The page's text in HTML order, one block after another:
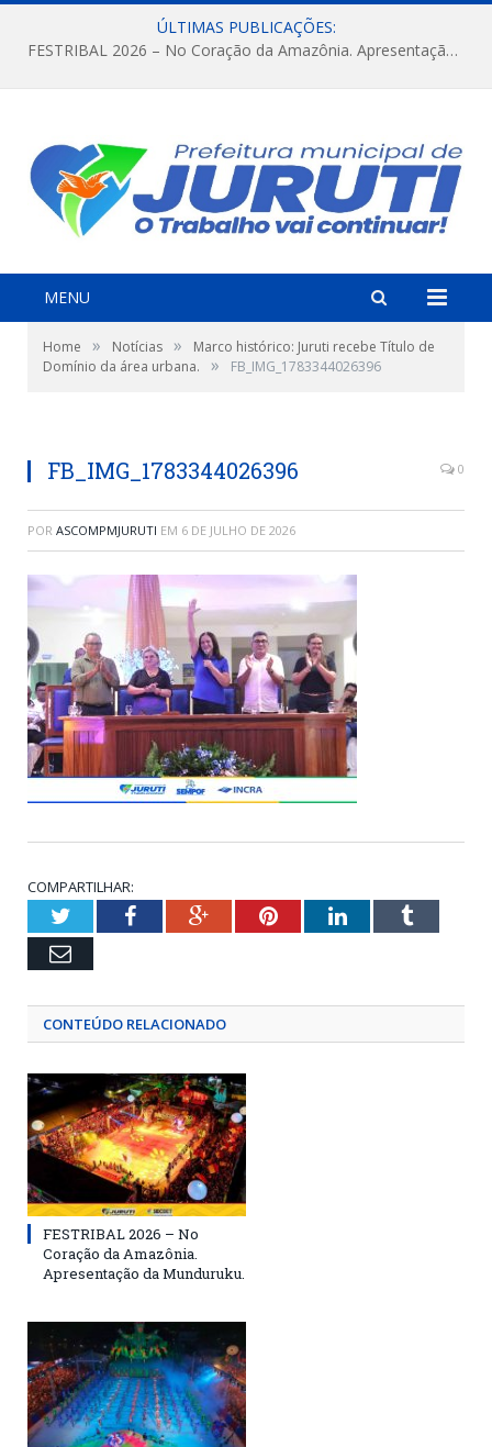
ÚLTIMAS PUBLICAÇÕES:
FESTRIBAL 2026 – No Coração da Amazônia. Apresentação da Munduruku.
MENU
Home » Notícias »
Marco histórico: Juruti recebe Título de
Domínio da área urbana.
» FB_IMG_1783344026396
FB_IMG_1783344026396 0
POR ASCOMPMJURUTI EM 6 DE JULHO DE 2026
COMPARTILHAR:
TwitterFacebookGoogle+PinterestLinkedInTumblr
Email
CONTEÚDO RELACIONADO
FESTRIBAL 2026 – No
Coração da Amazônia.
Apresentação da Munduruku.